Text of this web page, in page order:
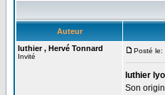
Auteur
luthier , Hervé Tonnard
Invité
Posté le:
luthier
Son